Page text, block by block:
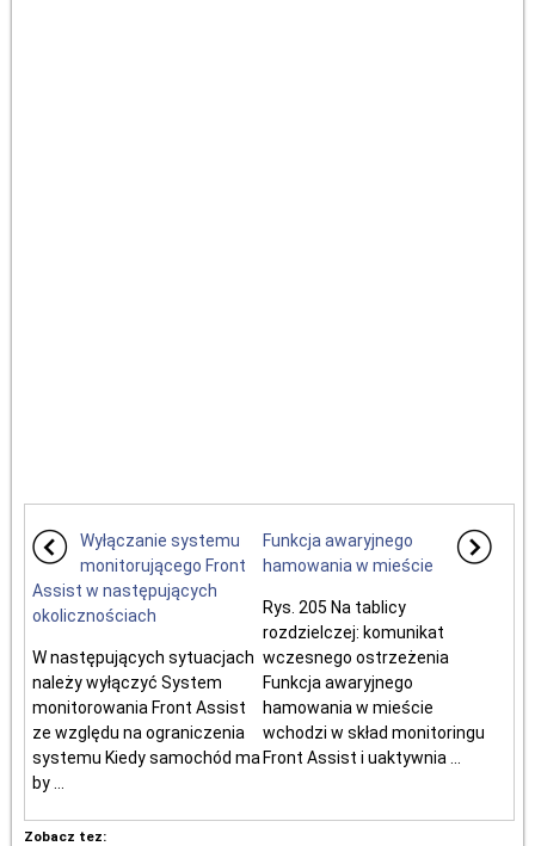
Wyłączanie systemu
monitorującego Front
Assist w następujących
okolicznościach
W następujących sytuacjach
należy wyłączyć System
monitorowania Front Assist
ze względu na ograniczenia
systemu Kiedy samochód ma
by ...
Funkcja awaryjnego
hamowania w mieście
Rys. 205 Na tablicy
rozdzielczej: komunikat
wczesnego ostrzeżenia
Funkcja awaryjnego
hamowania w mieście
wchodzi w skład monitoringu
Front Assist i uaktywnia ...
Zobacz tez: